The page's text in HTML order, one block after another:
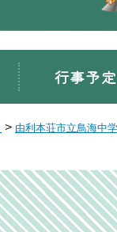
行事予定
> 由利本荘市立鳥海中